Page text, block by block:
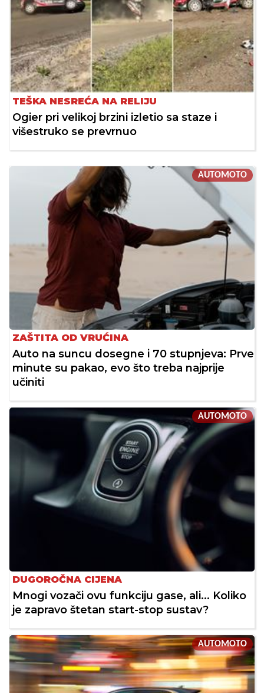
TEŠKA NESREĆA NA RELIJU
Ogier pri velikoj brzini izletio sa staze i
višestruko se prevrnuo
AUTOMOTO
ZAŠTITA OD VRUĆINA
Auto na suncu dosegne i 70 stupnjeva: Prve
minute su pakao, evo što treba najprije
učiniti
AUTOMOTO
DUGOROČNA CIJENA
Mnogi vozači ovu funkciju gase, ali... Koliko
je zapravo štetan start-stop sustav?
AUTOMOTO